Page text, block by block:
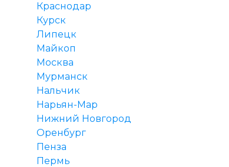
Краснодар
Курск
Липецк
Майкоп
Москва
Мурманск
Нальчик
Нарьян-Мар
Нижний Новгород
Оренбург
Пенза
Пермь